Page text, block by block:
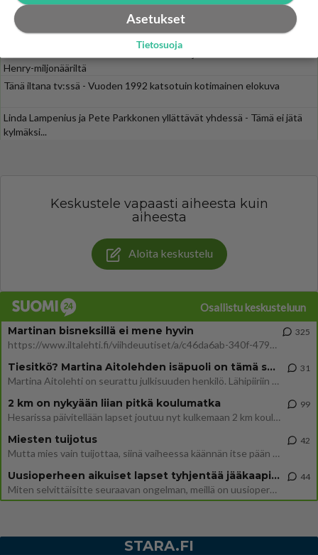
SUOMI24 VIIHDE
Muistatko? Kädestä suuhun elävä Satu sai jättimäisen rahasalkun
Henry-miljonääriltä
Tänä iltana tv:ssä - Vuoden 1992 katsotuin kotimainen elokuva
Linda Lampenius ja Pete Parkkonen yllättävät yhdessä - Tämä ei jätä
kylmäksi...
Keskustele vapaasti aiheesta kuin
aiheesta
Aloita keskustelu
Osallistu keskusteluun
Martinan bisneksillä ei mene hyvin
https://www.iltalehti.fi/viihdeuutiset/a/c46da6ab-340f-4790-aaa7-0865eed2336 Yrityksen konkurssihakemus on tullut kärä
325
Tiesitkö? Martina Aitolehden isäpuoli on tämä suosittu laulaja
Martina Aitolehti on seurattu julkisuuden henkilö. Lähipiiriin mahtuu muitakin tunnettuja henkilöitä. Tiesitkö, että Ma
31
2 km on nykyään liian pitkä koulumatka
Hesarissa päivitellään lapset joutuu nyt kulkemaan 2 km kouluun jösses. Ruostefillarilla tuo matka menee vaikka miten äk
99
Miesten tuijotus
Mutta mies vain tuijottaa, siinä vaiheessa käännän itse pään pois. Mikä juttu? Yleensä jos joku tuijottaa tai katsoo, hä
42
Uusioperheen aikuiset lapset tyhjentää jääkaapin käydessään
Miten selvittäisitte seuraavan ongelman, meillä on uusioperhe, minulla teini-ikäiset lapset ja puolisolla aikuiset, jotk
44
STARA.FI
Asetukset
Tietosuoja